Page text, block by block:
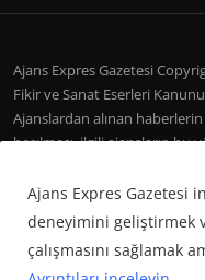
Ajans Expres Gazetesi
Fikir ve Sanat Eserleri
Ajanslardan alınan
basılması, ilgili ajansların
İletişim Şartlar ve
Galeri
Ajans Expres Gazetesi
deneyimini geliştirmek
çalışmasını sağlamak